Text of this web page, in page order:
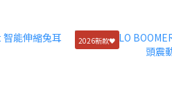
2026新款🖤